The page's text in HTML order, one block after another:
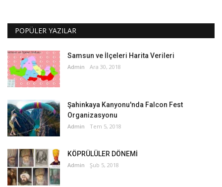
POPÜLER YAZILAR
Samsun ve İlçeleri Harita Verileri
Admin Ara 30, 2018
Şahinkaya Kanyonu'nda Falcon Fest
Organizasyonu
Admin Tem 5, 2018
KÖPRÜLÜLER DÖNEMİ
Admin Şub 5, 2018